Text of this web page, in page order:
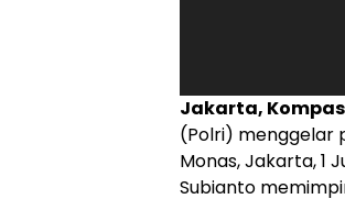
Jakarta, Kompas
(Polri) menggelar
Monas, Jakarta, 1
Subianto